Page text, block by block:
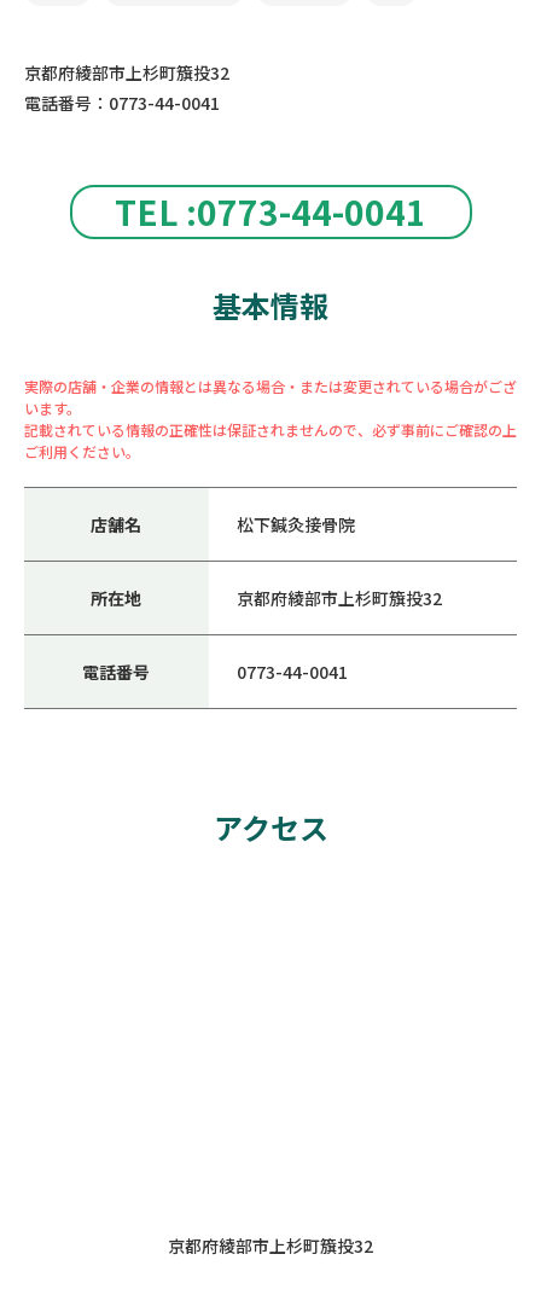
TEL :0773-44-0041
京都府綾部市上杉町籏投32
電話番号：0773-44-0041
基本情報
実際の店舗・企業の情報とは異なる場合・または変更されている場合がござ
います。
記載されている情報の正確性は保証されませんので、必ず事前にご確認の上
ご利用ください。
店舗名 松下鍼灸接骨院
所在地 京都府綾部市上杉町籏投32
電話番号 0773-44-0041
アクセス
京都府綾部市上杉町籏投32